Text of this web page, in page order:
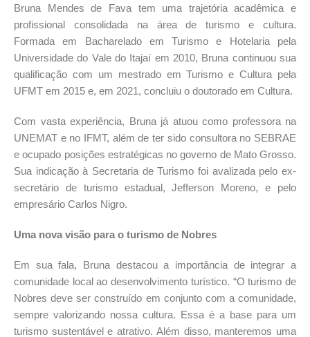
Bruna Mendes de Fava tem uma trajetória acadêmica e
profissional consolidada na área de turismo e cultura.
Formada em Bacharelado em Turismo e Hotelaria pela
Universidade do Vale do Itajaí em 2010, Bruna continuou sua
qualificação com um mestrado em Turismo e Cultura pela
UFMT em 2015 e, em 2021, concluiu o doutorado em Cultura.
Com vasta experiência, Bruna já atuou como professora na
UNEMAT e no IFMT, além de ter sido consultora no SEBRAE
e ocupado posições estratégicas no governo de Mato Grosso.
Sua indicação à Secretaria de Turismo foi avalizada pelo ex-
secretário de turismo estadual, Jefferson Moreno, e pelo
empresário Carlos Nigro.
Uma nova visão para o turismo de Nobres
Em sua fala, Bruna destacou a importância de integrar a
comunidade local ao desenvolvimento turístico. “O turismo de
Nobres deve ser construído em conjunto com a comunidade,
sempre valorizando nossa cultura. Essa é a base para um
turismo sustentável e atrativo. Além disso, manteremos uma